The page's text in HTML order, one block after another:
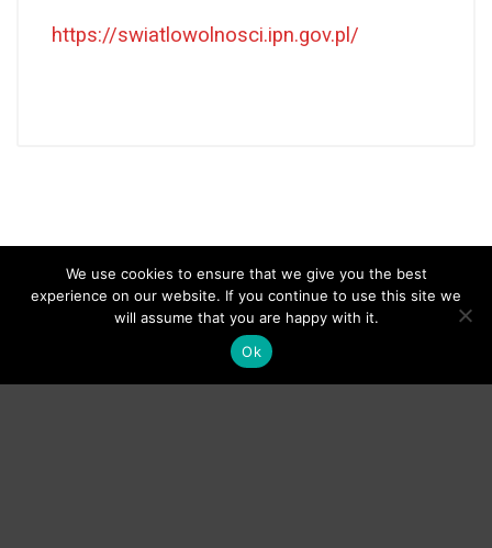
https://swiatlowolnosci.ipn.gov.pl/
We use cookies to ensure that we give you the best
experience on our website. If you continue to use this site we
will assume that you are happy with it.
Ok